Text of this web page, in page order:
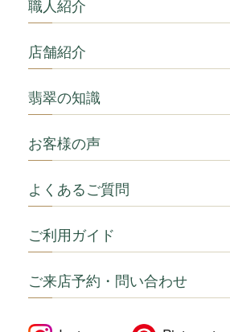
職人紹介
店舗紹介
翡翠の知識
お客様の声
よくあるご質問
ご利用ガイド
ご来店予約・問い合わせ